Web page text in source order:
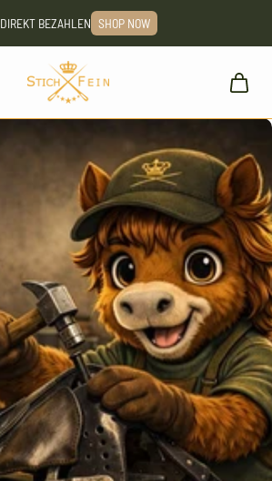
DIREKT BEZAHLEN SHOP NOW